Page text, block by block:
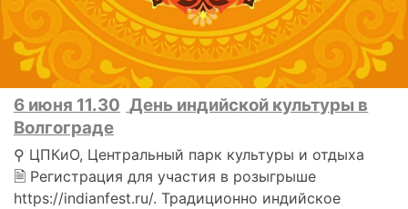
6 июня 11.30 День индийской культуры в
Волгограде
⚲ ЦПКиО, Центральный парк культуры и отдыха
🗎 Регистрация для участия в розыгрыше
https://indianfest.ru/. Традиционно индийское